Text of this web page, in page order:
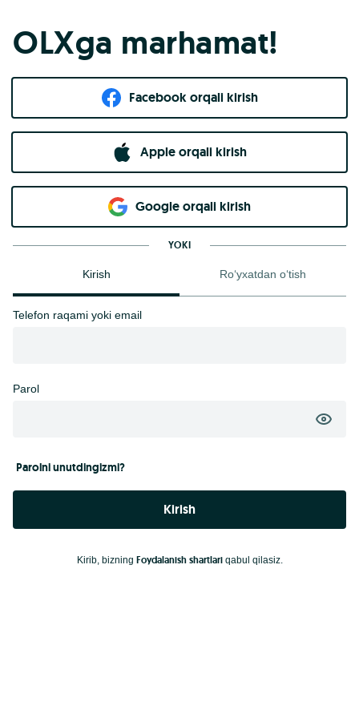
OLXga marhamat!
Facebook orqali kirish​
Apple orqali kirish
Goo​g​le orqali kirish
YOKI
Kirish Ro‘yxatdan o‘tish
Telefon raqami yoki email
Parol
Parolni unutdingizmi?
Kirish
Kirib, bizning Foydalanish shartlariqabul qilasiz.